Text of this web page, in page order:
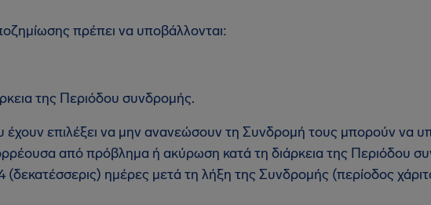
πρέπει να υποβάλλονται:
της Περιόδου συνδρομής.
έχουν επιλέξει να μην ανανεώσουν τη Συνδρομή τους μπορούν να
από πρόβλημα ή ακύρωση κατά τη διάρκεια της Περιόδου
(δεκατέσσερις) ημέρες μετά τη λήξη της Συνδρομής (περίοδος